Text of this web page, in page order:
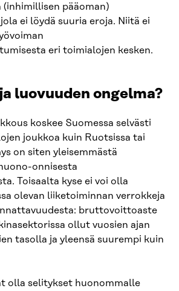
pääoman)
ei löydä suuria eroja. Niitä ei
eri toimialojen kesken.
luovuuden ongelma?
koskee Suomessa selvästi
joukkoa kuin Ruotsissa tai
on siten yleisemmästä
onnisesta
Toisaalta kyse ei voi olla
olevan liiketoiminnan verrokkeja
bruttovoittoaste
ollut vuosien ajan
tasolla ja yleensä suurempi kuin
olla selitykset huonommalle